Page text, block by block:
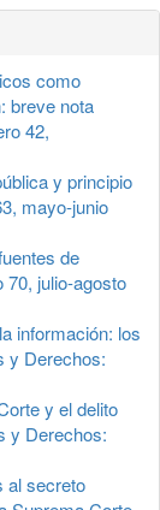
como
breve nota
42,
y principio
mayo-junio
de
julio-agosto
información: los
y Derechos:
y el delito
y Derechos:
al secreto